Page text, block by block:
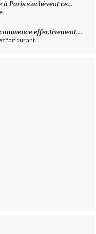
à Paris s’achèvent ce...
effectivement....
fait durant...